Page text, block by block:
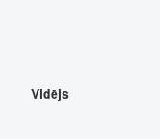
Vidējs